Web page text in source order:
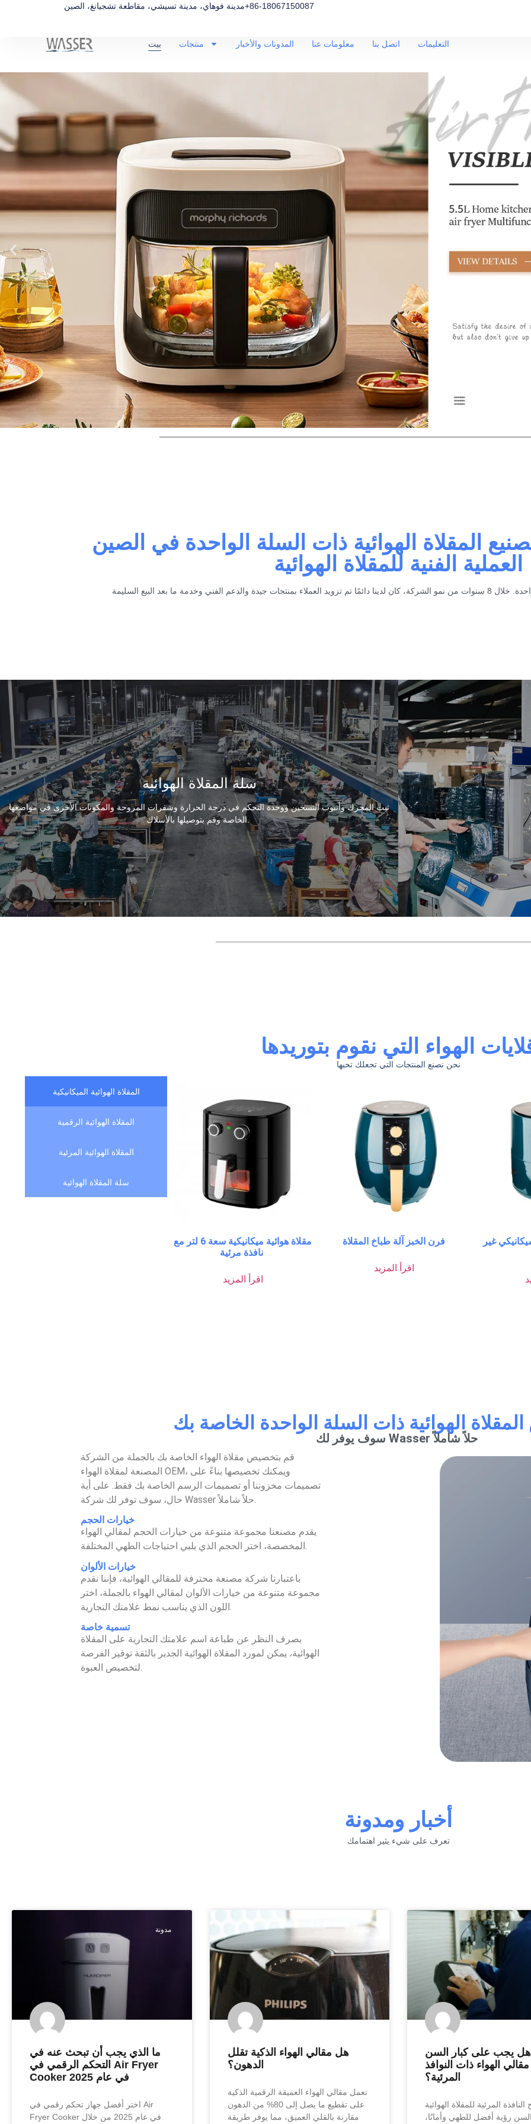
مدينة فوهاي، مدينة تسيشي، مقاطعة تشجيانغ، الصين+86-18067150087
بيت منتجات المدونات والأخبار معلومات عنا اتصل بنا التعليمات
المقلاة الهوائية ذات السلة الواحدة في الصين
العملية الفنية للمقلاة الهوائية
سلة المقلاة الهوائية
ثبت المحرك وأنبوب التسخين ووحدة التحكم في درجة الحرارة وشفرات المروحة والمكونات الأخرى في مواضعها
الخاصة وقم بتوصيلها بالأسلاك.
الهواء التي نقوم بتوريدها
نحن نصنع المنتجات التي تجعلك تحبها
المقلاة الهوائية الميكانيكية
المقلاة الهوائية الرقمية
المقلاة الهوائية المرئية
سلة المقلاة الهوائية
مقلاة هوائية ميكانيكية سعة 6 لتر مع
اقرأ المزيد
فرن الخبز آلة طباخ المقلاة
اقرأ المزيد
غير
الهوائية ذات السلة الواحدة الخاصة بك
قم بتخصيص مقلاة الهواء الخاصة بك بالجملة من الشركة
المصنعة لمقلاة الهواء OEM، ويمكنك تخصيصها بناءً على
تصميمات مخزوننا أو تصميمات الرسم الخاصة بك فقط. على أية
حال، سوف توفر لك شركة Wasser حلاً شاملاً.
خيارات الحجم
يقدم مصنعنا مجموعة متنوعة من خيارات الحجم لمقالي الهواء
المخصصة، اختر الحجم الذي يلبي احتياجات الطهي المختلفة.
خيارات الألوان
باعتبارنا شركة مصنعة محترفة للمقالي الهوائية، فإننا نقدم
مجموعة متنوعة من خيارات الألوان لمقالي الهواء بالجملة، اختر
تسمية خاصة
بصرف النظر عن طباعة اسم علامتك التجارية على المقلاة
الهوائية، يمكن لمورد المقلاة الهوائية الجدير بالثقة توفير الفرصة
لتخصيص العبوة.
أخبار ومدونة
تعرف على شيء يثير اهتمامك
مدونة
ما الذي يجب أن تبحث عنه في
التحكم الرقمي في Air Fryer
Cooker في عام 2025
اختر أفضل جهاز تحكم رقمي في Air
Fryer Cooker في عام 2025 من خلال
مدونة
هل مقالي الهواء الذكية تقلل
الدهون؟
تعمل مقالي الهواء العميقة الرقمية الذكية
على تقطيع ما يصل إلى 80% من الدهون
مقارنة بالقلي العميق، مما يوفر طريقة
هل يجب على كبار السن
الهواء ذات النوافذ
المرئية؟
المرئية للمقلاة الهوائية
السن رؤية أفضل للطهي وأمانًا،